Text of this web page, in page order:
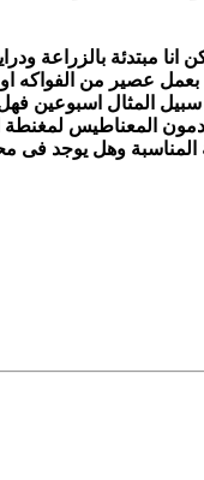
انا مبتدئة بالزراعة
عصير من الفواكه او
المثال اسبوعين
المعناطيس لمغنطة
وهل يوجد فى